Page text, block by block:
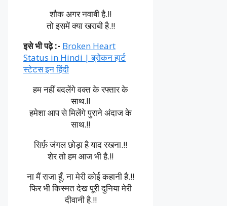
शौक अगर नवाबी है.!!
तो इसमें क्या खराबी है.!!
इसे भी पढ़े :- Broken Heart
Status in Hindi | ब्रोकन हार्ट
स्टेटस इन हिंदी
हम नहीं बदलेंगे वक्त के रफ्तार के
साथ.!!
हमेशा आप से मिलेंगे पुराने अंदाज के
साथ.!!
सिर्फ़ जंगल छोड़ा है याद रखना.!!
शेर तो हम आज भी है.!!
ना मैं राजा हूँ, ना मेरी कोई कहानी है.!!
फिर भी किस्मत देख पूरी दुनिया मेरी
दीवानी है.!!